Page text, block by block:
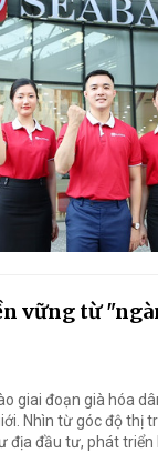
vững từ
giai đoạn già hóa
Nhìn từ góc độ thị
địa đầu tư, phát